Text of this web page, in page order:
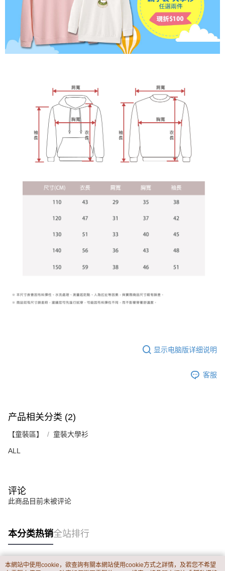
https://aftee.tw/privacypolicy/ ）。
若款項超過繳費期限，將根據當次的金額加收年利率 16% 的逾期滯納金。
未成年的使用者，請事先徵得法定代理人或監護人之同意方可使用
AFTEE。
料，請勿選用本服務。
显示电脑版详细说明
客服
产品相关分类 (2)
【童裝區】 童裝大學衫
ALL
评论
此商品目前未被评论
本分类热销全站排行
本網站中使用cookie，欲查詢有關本網站使用cookie方式之詳情，及若您不希望